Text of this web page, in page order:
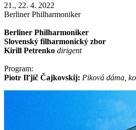
21., 22. 4. 2022
Berliner Philharmoniker
Berliner Philharmoniker
Slovenský filharmonický zbor
Kirill Petrenko dirigent
Program:
Piotr Iľjič Čajkovskij: Piková dáma,